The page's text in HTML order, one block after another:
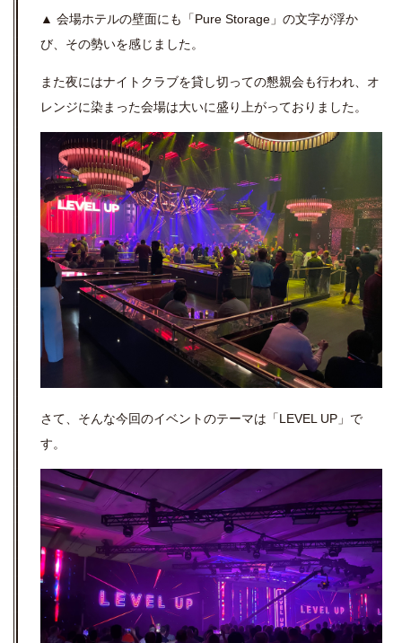
▲ 会場ホテルの壁面にも「Pure Storage」の文字が浮か
び、その勢いを感じました。
また夜にはナイトクラブを貸し切っての懇親会も行われ、オ
レンジに染まった会場は大いに盛り上がっておりました。
さて、そんな今回のイベントのテーマは「LEVEL UP」で
す。